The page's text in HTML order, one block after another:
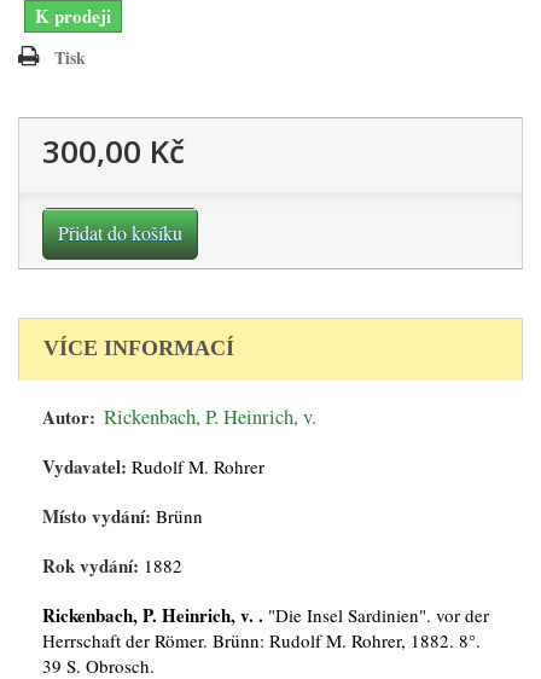
K prodeji
Tisk
300,00 Kč
Přidat do košíku
VÍCE INFORMACÍ
Autor: Rickenbach, P. Heinrich, v.
Vydavatel: Rudolf M. Rohrer
Místo vydání: Brünn
Rok vydání: 1882
Rickenbach, P. Heinrich, v. . "Die Insel Sardinien". vor der
Herrschaft der Römer. Brünn: Rudolf M. Rohrer, 1882. 8°.
39 S. Obrosch.